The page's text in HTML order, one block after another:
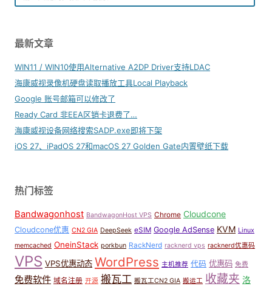
最新文章
WIN11 / WIN10使用Alternative A2DP Driver支持LDAC
海康威视录像机硬盘读取播放工具Local Playback
Google 账号邮箱可以修改了
Ready Card 非EEA区销卡退费了…
海康威视设备网络搜索SADP.exe即将下架
iOS 27、iPadOS 27和macOS 27 Golden Gate内置壁纸下载
热门标签
Bandwagonhost BandwagonHost VPS Chrome Cloudcone
Cloudcone优惠 CN2 GIA DeepSeek eSIM Google AdSense KVM Linux
memcached OneinStack porkbun RackNerd racknerd vps racknerd优惠码
VPS VPS优惠动态 WordPress 主机推荐 代码 优惠码 免费
免费软件 域名注册 开源 搬瓦工 搬瓦工CN2 GIA 搬运工 收藏夹 洛